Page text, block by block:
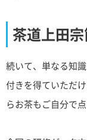
茶道上田
続いて、単なる知
付きを得ていただ
らお茶もご自分で